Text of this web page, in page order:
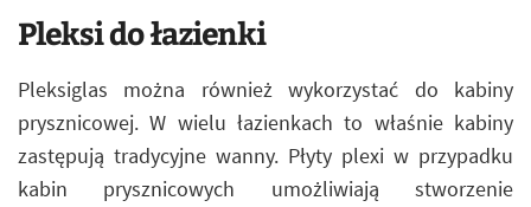
Pleksi do łazienki
Pleksiglas można również wykorzystać do kabiny
prysznicowej. W wielu łazienkach to właśnie kabiny
zastępują tradycyjne wanny. Płyty plexi w przypadku
kabin prysznicowych umożliwiają stworzenie